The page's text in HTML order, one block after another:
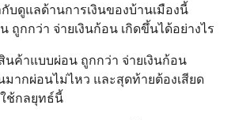
บดูแลด้านการเงินของบ้านเมืองนี้
ถูกกว่า จ่ายเงินก้อน เกิดขึ้นได้อย่างไร
นค้าแบบผ่อน ถูกกว่า จ่ายเงินก้อน
ากผ่อนไม่ไหว และสุดท้ายต้องเสียด
ช้กลยุทธ์นี้